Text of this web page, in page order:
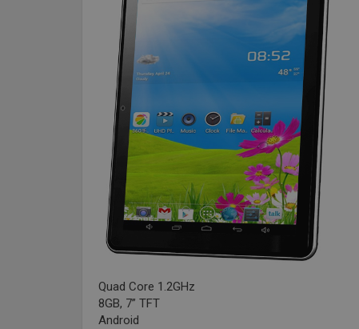
Quad Core 1.2GHz
8GB, 7” TFT
Android